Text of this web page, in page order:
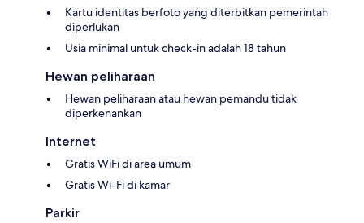
Kartu identitas berfoto yang diterbitkan pemerintah
diperlukan
Usia minimal untuk check-in adalah 18 tahun
Hewan peliharaan
Hewan peliharaan atau hewan pemandu tidak
diperkenankan
Internet
Gratis WiFi di area umum
Gratis Wi-Fi di kamar
Parkir